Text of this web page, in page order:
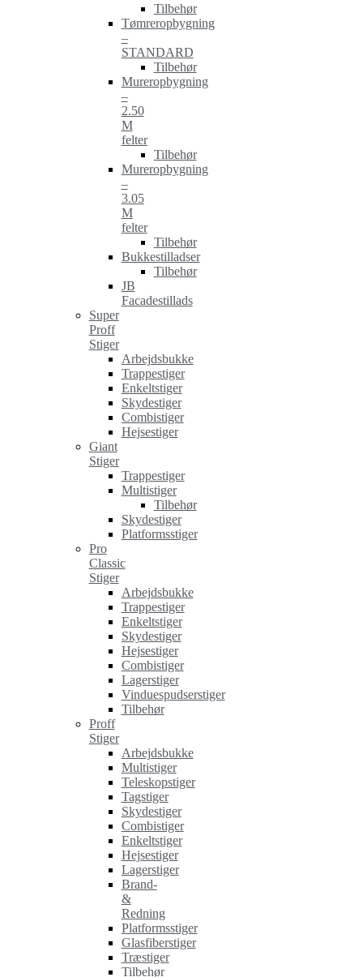
Tilbehør
Tømreropbygning
–
STANDARD
Tilbehør
Mureropbygning
–
2.50
M
felter
Tilbehør
Mureropbygning
–
3.05
M
felter
Tilbehør
Bukkestilladser
Tilbehør
JB
Facadestillads
Super
Proff
Stiger
Arbejdsbukke
Trappestiger
Enkeltstiger
Skydestiger
Combistiger
Hejsestiger
Giant
Stiger
Trappestiger
Multistiger
Tilbehør
Skydestiger
Platformsstiger
Pro
Classic
Stiger
Arbejdsbukke
Trappestiger
Enkeltstiger
Skydestiger
Hejsestiger
Combistiger
Lagerstiger
Vinduespudserstiger
Tilbehør
Proff
Stiger
Arbejdsbukke
Multistiger
Teleskopstiger
Tagstiger
Skydestiger
Combistiger
Enkeltstiger
Hejsestiger
Lagerstiger
Brand-
&
Redning
Platformsstiger
Glasfiberstiger
Træstiger
Tilbehør